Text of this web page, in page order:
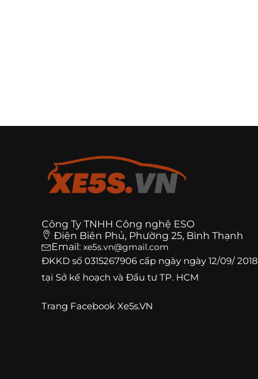
Công Ty TNHH Công nghệ ESO
Điện Biên Phủ, Phường 25, Bình Thạnh
Email: xe5s.vn@gmail.com
ĐKKD số 0315267906 cấp ngày ngày 12/09/ 2018
tại Sở kế hoạch và Đầu tư TP. HCM
Trang Facebook Xe5s.VN